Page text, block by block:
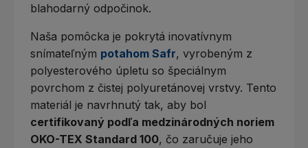
blahodarný odpočinok.
Naša pomôcka je pokrytá inovatívnym
snímateľným potahom Safr, vyrobeným z
polyesterového úpletu so špeciálnym
povrchom z čistej polyuretánovej vrstvy. Tento
materiál je navrhnutý tak, aby bol
certifikovaný podľa medzinárodných noriem
OKO-TEX Standard 100, čo zaručuje jeho